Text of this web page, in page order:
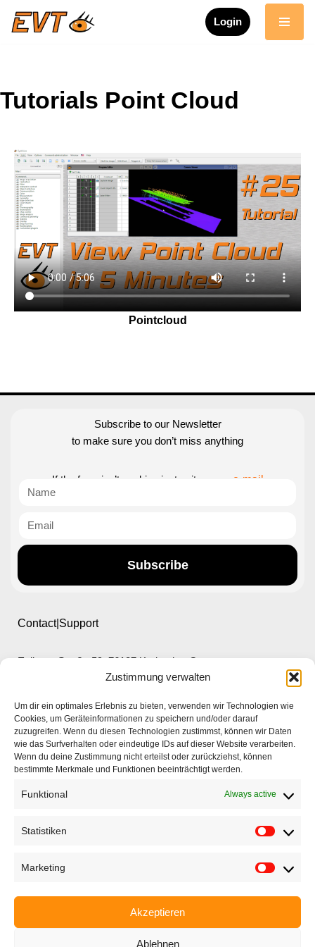
Zustimmung verwalten
Um dir ein optimales Erlebnis zu bieten, verwenden wir Technologien wie
Cookies, um Geräteinformationen zu speichern und/oder darauf
zuzugreifen. Wenn du diesen Technologien zustimmst, können wir Daten
wie das Surfverhalten oder eindeutige IDs auf dieser Website verarbeiten.
Wenn du deine Zustimmung nicht erteilst oder zurückziehst, können
bestimmte Merkmale und Funktionen beeinträchtigt werden.
Funktional Always active
Statistiken
Marketing
Akzeptieren
Ablehnen
Login
Tutorials Point Cloud
Pointcloud
Subscribe to our Newsletter
to make sure you don’t miss anything
If the form isn’t working just write us an e-mail
Subscribe
Contact|Support
Ettlinger Straße 59, 76137 Karlsruhe, Germany
Products
News